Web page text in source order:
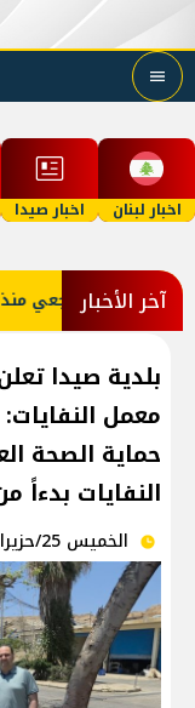
اخبار لبنان اخبار صيدا
آخر الأخبار
بلدية صيدا
معمل
حماية الصحة
النفايات
الخميس 25/حزيران/2026 - 01:43 م